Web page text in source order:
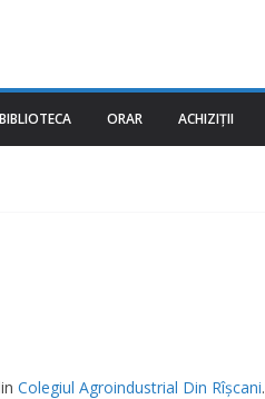
BIBLIOTECA ORAR ACHIZIȚII
Colegiul Agroindustrial Din Rîşcani.